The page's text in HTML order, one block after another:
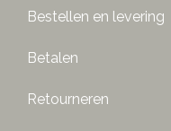
Bestellen en levering
Betalen
Retourneren